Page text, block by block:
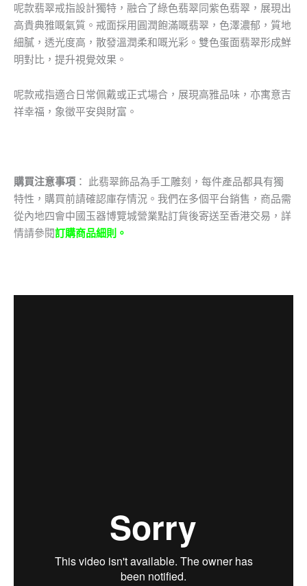
呢款翡翠戒指設計獨特，融合了綠色翡翠同紫色翡翠，展現出
高貴典雅嘅氣質。戒面採用圓潤飽滿嘅翡翠，色澤濃郁，質地
細膩，透光度高，散發溫潤柔和嘅光彩。雙色蛋面翡翠形成鮮
明對比，提升視覺效果。
呢款戒指適合日常佩戴或正式場合，展現高雅品味，亦寓意吉
祥幸福，象徵平安與財富。
購買注意事項 ： 此翡翠飾品為手工雕刻，每件產品都具有獨
特性，購買前請確認庫存情況。我們在多個平台銷售，商品需
從內地四會中國玉器博覽城營業點訂貨後寄送至香港交易，詳
情請參閱訂購商品細則。